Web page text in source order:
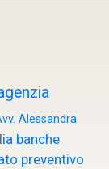
Alessandra
banche
preventivo